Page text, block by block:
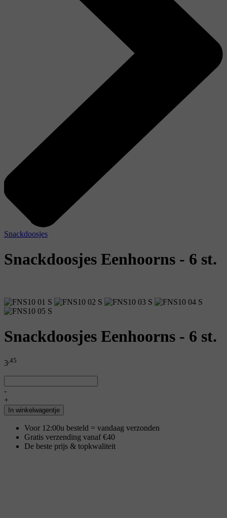
Snackdoosjes
Snackdoosjes Eenhoorns - 6 st.
Snackdoosjes Eenhoorns - 6 st.
3,45
-
+
In winkelwagentje
Voor 12:00u besteld = vandaag verzonden
Gratis verzending vanaf €40
De beste prijs & topkwaliteit